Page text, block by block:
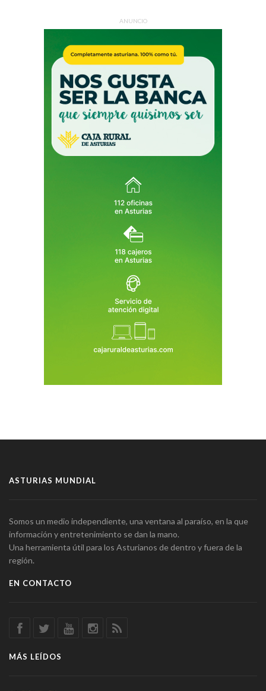
ANUNCIO
ASTURIAS MUNDIAL
Somos un medio independiente, una ventana al paraíso, en la que
información y entretenimiento se dan la mano.
Una herramienta útil para los Asturianos de dentro y fuera de la
región.
EN CONTACTO
MÁS LEÍDOS